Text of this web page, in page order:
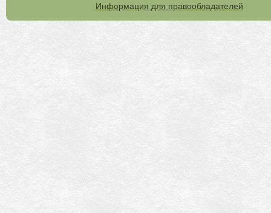
Информация для правообладателей